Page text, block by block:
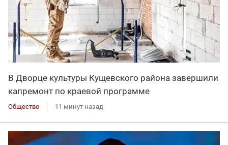
В Дворце культуры Кущевского района завершили
капремонт по краевой программе
Общество 11 минут назад